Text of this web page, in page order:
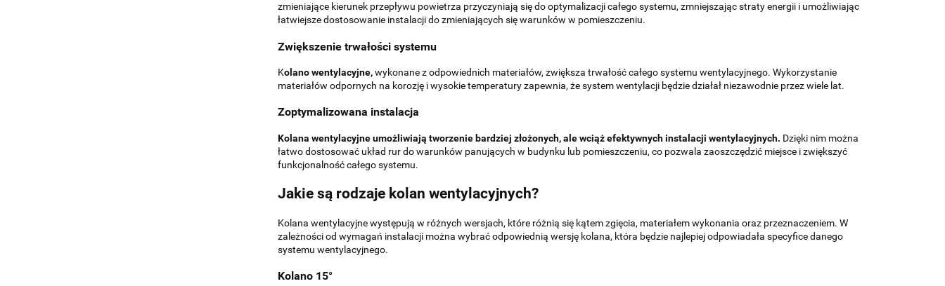
zmieniające kierunek przepływu powietrza przyczyniają się do optymalizacji całego systemu, zmniejszając straty energii i umożliwiając
łatwiejsze dostosowanie instalacji do zmieniających się warunków w pomieszczeniu.
Zwiększenie trwałości systemu
Kolano wentylacyjne,wykonane z odpowiednich materiałów, zwiększa trwałość całego systemu wentylacyjnego. Wykorzystanie
materiałów odpornych na korozję i wysokie temperatury zapewnia, że system wentylacji będzie działał niezawodnie przez wiele lat.
Zoptymalizowana instalacja
Kolana wentylacyjne umożliwiają tworzenie bardziej złożonych, ale wciąż efektywnych instalacji wentylacyjnych. Dzięki nim można
łatwo dostosować układ rur do warunków panujących w budynku lub pomieszczeniu, co pozwala zaoszczędzić miejsce i zwiększyć
funkcjonalność całego systemu.
Jakie są rodzaje kolan wentylacyjnych?
Kolana wentylacyjne występują w różnych wersjach, które różnią się kątem zgięcia, materiałem wykonania oraz przeznaczeniem. W
zależności od wymagań instalacji można wybrać odpowiednią wersję kolana, która będzie najlepiej odpowiadała specyfice danego
systemu wentylacyjnego.
Kolano 15°